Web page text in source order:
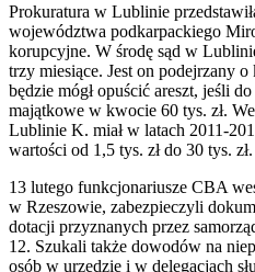
Prokuratura w Lublinie
województwa podkarpackiego
korupcyjne. W środę sąd w
trzy miesiące. Jest on podejrzany
będzie mógł opuścić areszt, jeśli
majątkowe w kwocie 60 tys. zł.
Lublinie K. miał w latach 2011-
wartości od 1,5 tys. zł do 30 tys. zł.
13 lutego funkcjonariusze CBA
w Rzeszowie, zabezpieczyli
dotacji przyznanych przez
12. Szukali także dowodów na
osób w urzędzie i w delegacjach